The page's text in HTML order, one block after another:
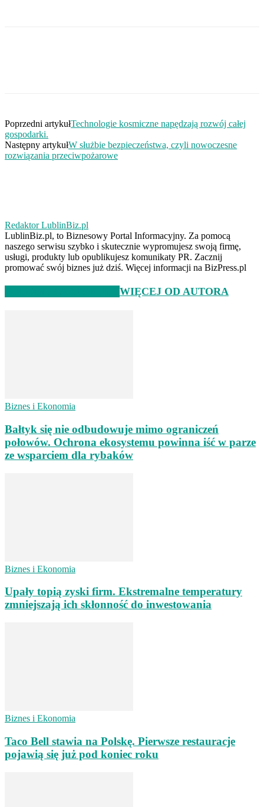
Poprzedni artykułTechnologie kosmiczne napędzają rozwój całej
gospodarki.
Następny artykułW służbie bezpieczeństwa, czyli nowoczesne
rozwiązania przeciwpożarowe
Redaktor LublinBiz.pl
LublinBiz.pl, to Biznesowy Portal Informacyjny. Za pomocą
naszego serwisu szybko i skutecznie wypromujesz swoją firmę,
usługi, produkty lub opublikujesz komunikaty PR. Zacznij
promować swój biznes już dziś. Więcej informacji na BizPress.pl
WIĘCEJ OD AUTORA
Biznes i Ekonomia
Bałtyk się nie odbudowuje mimo ograniczeń
połowów. Ochrona ekosystemu powinna iść w parze
ze wsparciem dla rybaków
Biznes i Ekonomia
Upały topią zyski firm. Ekstremalne temperatury
zmniejszają ich skłonność do inwestowania
Biznes i Ekonomia
Taco Bell stawia na Polskę. Pierwsze restauracje
pojawią się już pod koniec roku